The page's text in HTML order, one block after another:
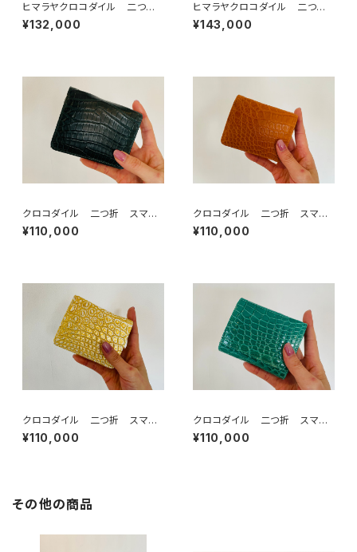
ヒマラヤクロコダイル 二つ
折 スマートウォレット
¥132,000
ヒマラヤクロコダイル 二つ折
りコンパクトウォレット
¥143,000
クロコダイル 二つ折 スマー
トウォレット キプロスグリーン
キプロス
¥110,000
クロコダイル 二つ折 スマー
トウォレット マンゴー
¥110,000
クロコダイル 二つ折 スマー
トウォレット ゴールド
¥110,000
クロコダイル 二つ折 スマー
トウォレット 艶グリーン
¥110,000
その他の商品